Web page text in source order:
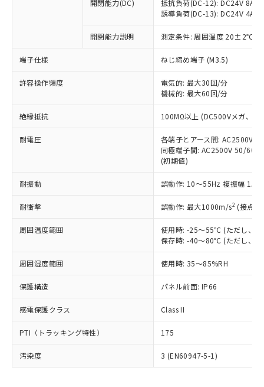
開閉能力(DC)
抵抗負荷(DC-12): DC24V 8A/
誘導負荷(DC-13): DC24V 4A/
開閉能力説明 測定条件: 周囲温度 20±2℃、
端子仕様 ねじ締め端子 (M3.5)
許容操作頻度
電気的: 最大30回/分
機械的: 最大60回/分
絶縁抵抗 100MΩ以上 (DC500Vメガ、点
耐電圧
各端子とアース間: AC2500V
同極端子間: AC2500V 50/
(初期値)
耐振動 誤動作: 10～55Hz 複振幅
耐衝撃 誤動作: 最大1000m/s2 (接点
周囲温度範囲
使用時: -25～55℃ (ただし、氷
保存時: -40～80℃ (ただし、氷
周囲湿度範囲 使用時: 35～85%RH
保護構造 パネル前面: IP66
感電保護クラス Class II
PTI（トラッキング特性） 175
汚染度 3 (EN60947-5-1)
ことをご了承ください。
在庫状況および標準価格照会結果は、
記載している更新日時点での社内デー
タに基づき作成されるものであり、閲
覧された時点での実際の在庫および標
準価格とは異なる場合があることをご
正式な納期状況および標準価格はお客
様のお取引先、またはお客様担当のオ
ムロン制御機器販売店・当社販売員に
オムロン制御機器販売店や当社販売拠
販売ネットワーク
」をご確認
在庫状況および標準価格結果を当社の
事前の承諾なく第三者に漏洩または開
示しないようお願いします。
マイパーツ機能（部品リスト作成サー
ビス）をご利用いただくには、I-Web
メンバーズにご登録されている必要が
お客様が当ウェブサイト上で当社にご
登録された部品リストについて、当社
および当社の共同利用者が、当社の製
品・サービスに関するお客様との取
引・商談に必要な範囲で利用すること
をご了承ください。
※当社の共同利用者とは、"個人情報
の「1.共同利
用者の範囲」に記載されている法人を
むを得ず変更することがあります。
*EU RoHS指令（10物質）：
鉛(Pb) 1000ppm以下、 水銀(Hg) 1000ppm以下、 カド
ミウム(Cd) 100ppm以下、
六価クロム(Cr(Ⅵ)) 1000ppm以下、ポリ臭化ビフェニル
類(PBB) 1000ppm以下、ポリ臭化ジフェニルエーテル類
(PBDE) 1000ppm以下、フタル酸ビス(2-エチルヘキシ
ル) (DEHP)(別名：DOP) 1000ppm以下、フタル酸ブチ
(DIBP) 1000ppm以下
但し、RoHS指令で産業用監視および制御機器に対する
フタル酸エステル類の４物質については閾値を超える意
図的な使用がないことを確認しています。
部品在庫の切り替え状況などにより、予定
月が前後することがあります。
※3 非含有証明書ダウンロード
下記の非含有証明書をダウンロードするこ
とができます。
EU RoHS指令（10物質）の非含有証明書
51物質の非含有証明書（当社基準）
※本証明書は発行日時点で非含有を証明す
「－」：未確認です。当社販売部門へお問
*中国RoHS10物質の基準値 (GB/T26572)：
Pb(鉛) :1000ppm、 Hg(水銀) : 1000ppm、 Cd(カドミウ
ニル類) : 1000ppm、 PBDEs(ポリ臭化ジフェニルエーテ
DBP(フタル酸ジブチル) : 1000ppm、 DIBP(フタル酸ジ
イソブチル) : 1000ppm、 BBP(フタル酸ブチルベンジ
ル) : 1000ppm、
DEHP(フタル酸ビス(2-エチルヘキシル)) : 1000ppm
「ｅ」：有害物質（10物質）のすべてが基
準値以下であることを示します。
「10」：通常の使用状況下において有害物
質が外部に漏えいし、環境に深刻な影響を
及ぼさない年数を意味します。
「－」：未確認です。当社販売部門へお問
い合わせください。
当社は、これら貴社製品のうち、外国
為替および外国貿易法に定める商品
（以下｢規制貨物等」という）を輸出
または国外への提供する場合は、日本
国政府の輸出許可(または役務取引許
可)を取得するなどの必要な手続きを
当社は規制貨物を破棄する場合は、完
全に破砕するなど、違法に輸出されな
いよう必要な手段を講じます。
当社は貴社製品を、核兵器、ミサイ
ル、化学兵器、生物兵器またはその他
武器並びにこれらの製造装置等に一切
当社は、貴社製品を第三者に販売する
場合は、上記1、2および3の内容を当
該第三者に通知します。また当社は、
販売先および販売に係わる関係者が違
法に輸出するおそれがある場合は、取
り引きをいたしません。
○ 一定数以上の在庫あり
一定数には満たないが在庫あり
在庫なし(最新の在庫状況につ
いては、お客様のお取引先、ま
たはお客様担当のオムロン制御
機器販売店・当社販売員にご確
白
受注生産機種、また在庫状況の
情報を公開していない機種